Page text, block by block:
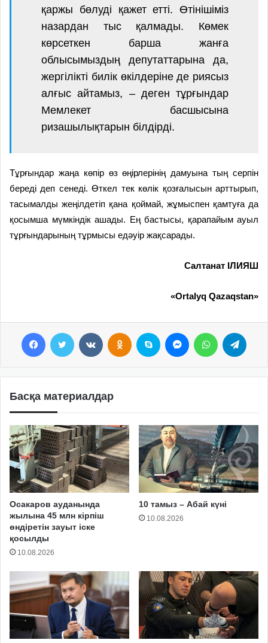
қаржы бөлуді қажет етті. Өтінішіміз
назардан тыс қалмады. Көмек
көрсеткен барша жанға
облысымыздың депутаттарына да,
жергілікті билік өкілдеріне де риясыз
алғыс айтамыз, – деген тұрғындар
Мемлекет басшысына
ризашылықтарын білдірді.
Тұрғындар жаңа көпір өз өңірлерінің дамуына тың серпін
береді деп сенеді. Өткел тек көлік қозғалысын арттырып,
тасымалды жеңілдетіп қана қоймай, жұмыспен қамтуға да
қосымша мүмкіндік ашады. Ең бастысы, қарапайым ауыл
тұрғындарының тұрмысы едәуір жақсарады.
Салтанат ІЛИЯШ
«Ortalyq Qazaqstan»
Басқа материалдар
Осакаров ауданында
жылына 45 млн кірпіш
өндіретін зауыт іске
қосылды
10.08.2026
10 тамыз – Абай күні
10.08.2026